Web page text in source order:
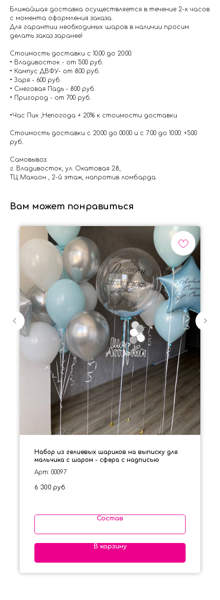
Ближайшая доставка осуществляется в течение 2-х часов
с момента оформления заказа.
Для гарантии необходимых шаров в наличии просим
делать заказ заранее!
Стоимость доставки с 10.00 до 20:00:
• Владивосток - от 500 руб.
• Кампус ДВФУ- от 800 руб.
• Заря - 600 руб.
• Снеговая Падь - 800 руб.
• Пригород - от 700 руб.
•Час Пик ,Непогода + 20% к стоимости доставки
Стоимость доставки с 20:00 до 00:00 и с 7:00 до 10:00: +500
руб.
Самовывоз:
г. Владивосток, ул. Окатовая 28,
ТЦ Махаон , 2-й этаж, напротив ломбарда.
Вам может понравиться
Набор из гелиевых шариков на выписку для
мальчика с шаром - сфера с надписью
Арт: 00097
6 300 руб.
Состав
В корзину